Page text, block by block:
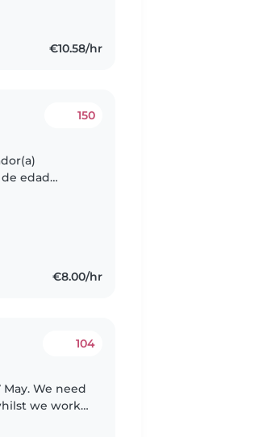
€10.58/hr
150
edad
€8.00/hr
104
We need
we work-